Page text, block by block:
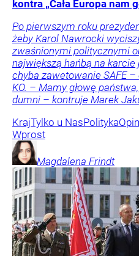
kontra „Cała Europa nam
Po pierwszym roku
żeby Karol Nawrocki
zwaśnionymi politycznymi
największą hańbą na
chyba zawetowanie SAFE
KO. – Mamy głowę
dumni – kontruje Marek
KrajTylko u NasPolityka
Wprost
Magdalena Frindt